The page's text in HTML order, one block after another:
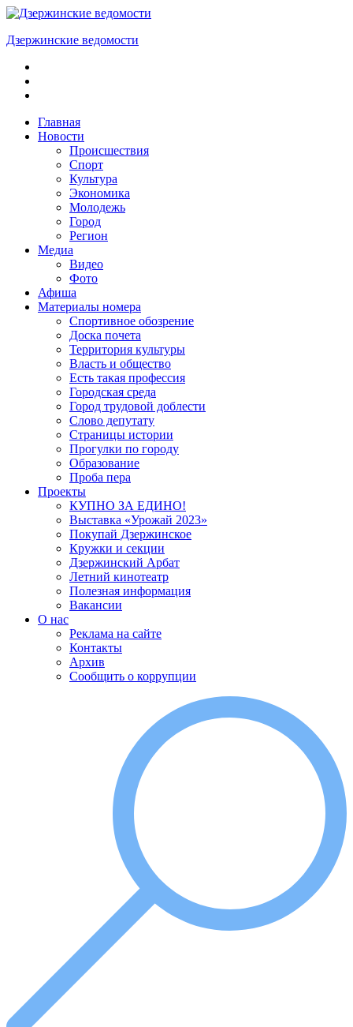
Skip
content
Дзержинские ведомости
ОБЩЕСТВЕННО-
ПОЛИТИЧЕСКАЯ
ГАЗЕТАГлавная
Новости
Происшествия
Спорт
Культура
Экономика
Молодежь
Город
Регион
Медиа
Видео
Фото
Афиша
Материалы номера
Спортивное обозрение
Доска почета
Территория культуры
Власть и общество
Есть такая профессия
Городская среда
Город трудовой доблести
Слово депутату
Страницы истории
Прогулки по городу
Образование
Проба пера
Проекты
КУПНО ЗА ЕДИНО!
Выставка «Урожай 2023»
Покупай Дзержинское
Кружки и секции
Дзержинский Арбат
Летний кинотеатр
Полезная информация
Вакансии
О нас
Реклама на сайте
Контакты
Архив
Сообщить о коррупции